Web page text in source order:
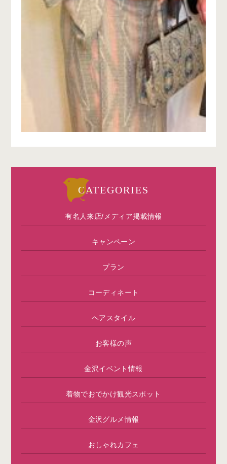
CATEGORIES
有名人来店/メディア掲載情報
キャンペーン
プラン
コーディネート
ヘアスタイル
お客様の声
金沢イベント情報
着物でおでかけ観光スポット
金沢グルメ情報
おしゃれカフェ